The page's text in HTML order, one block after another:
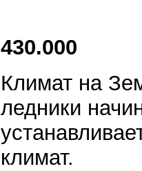
430.000
Климат на
ледники
климат.